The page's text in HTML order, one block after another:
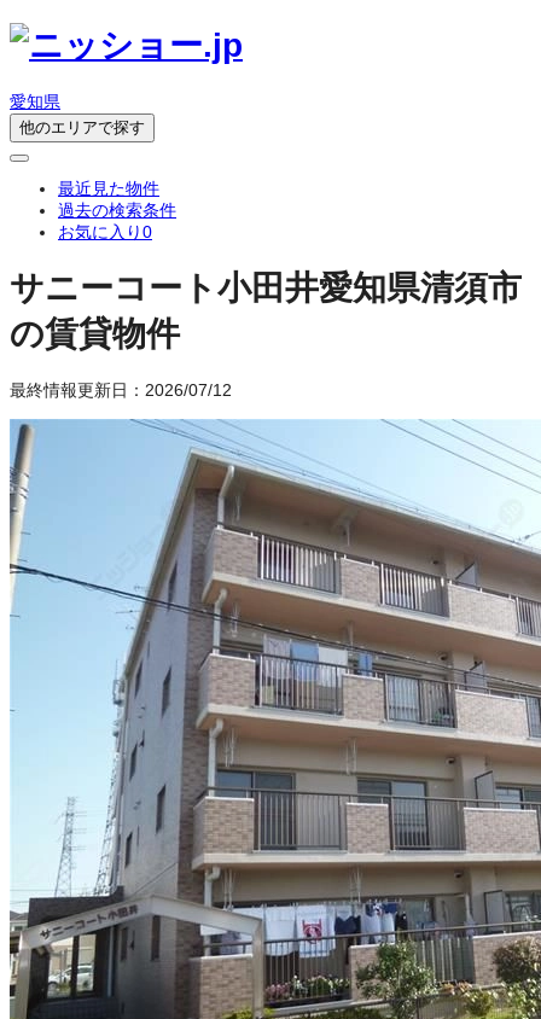
愛知県
他のエリアで探す
最近見た物件
過去の検索条件
お気に入り0
サニーコート小田井愛知県清須市
の賃貸物件
最終情報更新日：2026/07/12